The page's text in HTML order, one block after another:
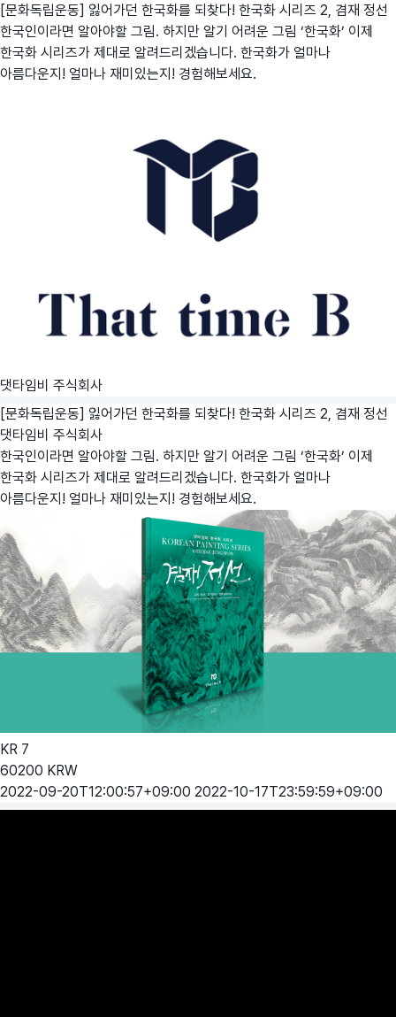
[문화독립운동] 잃어가던 한국화를 되찾다! 한국화 시리즈 2, 겸재 정선
한국인이라면 알아야할 그림. 하지만 알기 어려운 그림 ‘한국화’ 이제
한국화 시리즈가 제대로 알려드리겠습니다. 한국화가 얼마나
아름다운지! 얼마나 재미있는지! 경험해보세요.
댓타임비 주식회사
[문화독립운동] 잃어가던 한국화를 되찾다! 한국화 시리즈 2, 겸재 정선
댓타임비 주식회사
한국인이라면 알아야할 그림. 하지만 알기 어려운 그림 ‘한국화’ 이제
한국화 시리즈가 제대로 알려드리겠습니다. 한국화가 얼마나
아름다운지! 얼마나 재미있는지! 경험해보세요.
KR 7
60200 KRW
2022-09-20T12:00:57+09:00 2022-10-17T23:59:59+09:00